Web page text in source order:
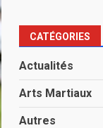
CATÉGORIES
Actualités
Arts Martiaux
Autres